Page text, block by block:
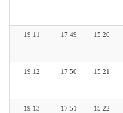
15:20
17:49
19:11
15:21
17:50
19:12
15:22
17:51
19:13